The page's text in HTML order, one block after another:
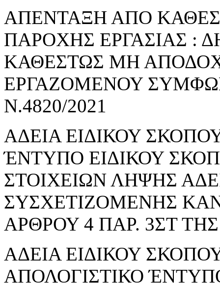
ΑΠΕΝΤΑΞΗ ΑΠΟ
ΠΑΡΟΧΗΣ ΕΡΓΑΣΙΑΣ :
ΚΑΘΕΣΤΩΣ ΜΗ
ΕΡΓΑΖΟΜΕΝΟΥ
Ν.4820/2021
ΑΔΕΙΑ ΕΙΔΙΚΟΥ
ΈΝΤΥΠΟ ΕΙΔΙΚΟΥ
ΣΤΟΙΧΕΙΩΝ ΛΗΨΗΣ
ΣΥΣΧΕΤΙΖΟΜΕΝΗΣ
ΑΡΘΡΟΥ 4 ΠΑΡ. 3ΣΤ ΤΗΣ
ΑΔΕΙΑ ΕΙΔΙΚΟΥ
ΑΠΟΛΟΓΙΣΤΙΚΟ